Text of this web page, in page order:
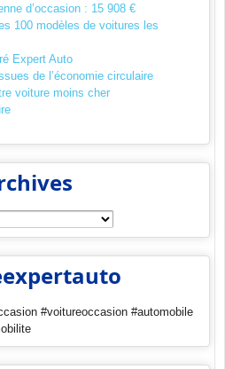
d’occasion : 15 908 €
100 modèles de voitures les
Expert Auto
de l’économie circulaire
voiture moins cher
#voitureoccasion #automobile